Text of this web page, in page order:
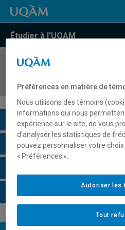
Étudier à l'UQAM
COURS//
Description du cours
Horaire - Été 2026
Préférences en matière de
Nous utilisons des témoins
informations qui nous
expérience sur le site, de vous
d’analyser les statistiques de
pouvez personnaliser votre
« Préférences ».
Tout
Autoriser les